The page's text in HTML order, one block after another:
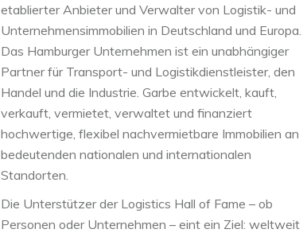
etablierter Anbieter und Verwalter von Logistik- und
Unternehmensimmobilien in Deutschland und Europa.
Das Hamburger Unternehmen ist ein unabhängiger
Partner für Transport- und Logistikdienstleister, den
Handel und die Industrie. Garbe entwickelt, kauft,
verkauft, vermietet, verwaltet und finanziert
hochwertige, flexibel nachvermietbare Immobilien an
bedeutenden nationalen und internationalen
Standorten.
Die Unterstützer der Logistics Hall of Fame – ob
Personen oder Unternehmen – eint ein Ziel: weltweit